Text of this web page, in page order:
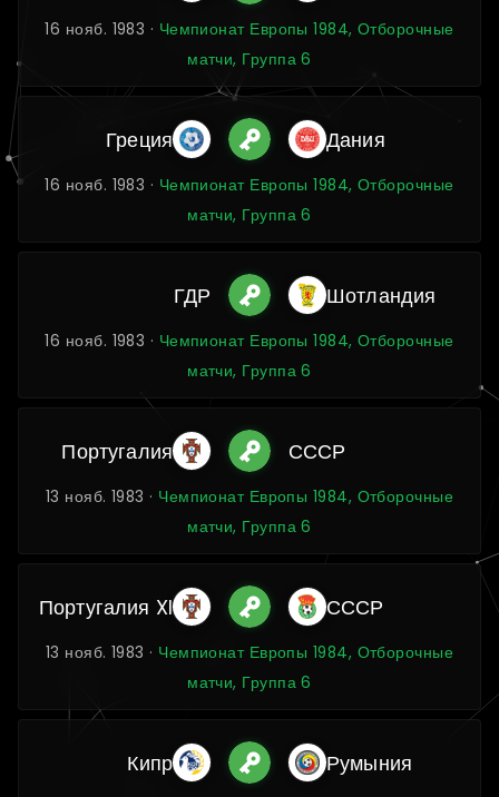
16 нояб. 1983 · Чемпионат Европы 1984, Отборочные
матчи, Группа 6
Греция Дания
16 нояб. 1983 · Чемпионат Европы 1984, Отборочные
матчи, Группа 6
ГДР Шотландия
16 нояб. 1983 · Чемпионат Европы 1984, Отборочные
матчи, Группа 6
Португалия СССР
13 нояб. 1983 · Чемпионат Европы 1984, Отборочные
матчи, Группа 6
Португалия XI СССР
13 нояб. 1983 · Чемпионат Европы 1984, Отборочные
матчи, Группа 6
Кипр Румыния